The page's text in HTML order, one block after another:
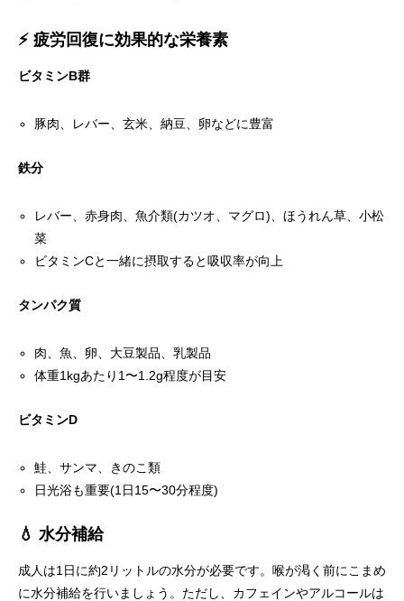
⚡ 疲労回復に効果的な栄養素
ビタミンB群
豚肉、レバー、玄米、納豆、卵などに豊富
鉄分
レバー、赤身肉、魚介類(カツオ、マグロ)、ほうれん草、小松
菜
ビタミンCと一緒に摂取すると吸収率が向上
タンパク質
肉、魚、卵、大豆製品、乳製品
体重1kgあたり1〜1.2g程度が目安
ビタミンD
鮭、サンマ、きのこ類
日光浴も重要(1日15〜30分程度)
💧 水分補給
成人は1日に約2リットルの水分が必要です。喉が渇く前にこまめ
に水分補給を行いましょう。ただし、カフェインやアルコールは